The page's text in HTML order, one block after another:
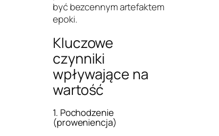
być bezcennym artefaktem
epoki.
Kluczowe
czynniki
wpływające na
wartość
1. Pochodzenie
(proweniencja)